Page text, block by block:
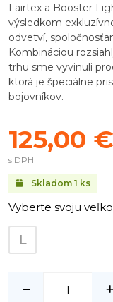
Fairtex a Booster
výsledkom
odvetví,
Kombináciou
trhu sme vyvinuli
ktorá je špeciálne
bojovníkov.
Skladom 1 ks
125,00 €
s DPH
Vyberte svoju
L